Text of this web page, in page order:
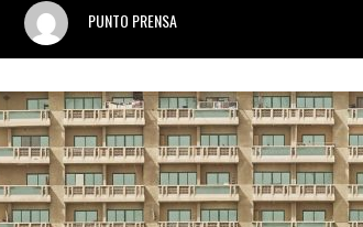
PUNTO PRENSA